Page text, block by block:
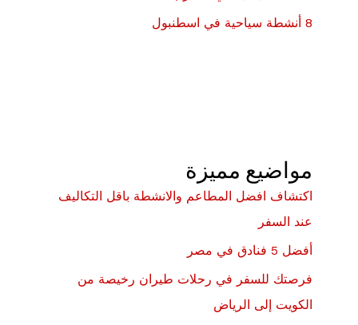
8 أنشطة سياحية في اسطنبول
مواضيع مميزة
اكتشاف افضل المطاعم والانشطة باقل التكاليف
عند السفر
أفضل 5 فنادق في مصر
فرصتك للسفر في رحلات طيران رخيصة من
الكويت إلى الرياض